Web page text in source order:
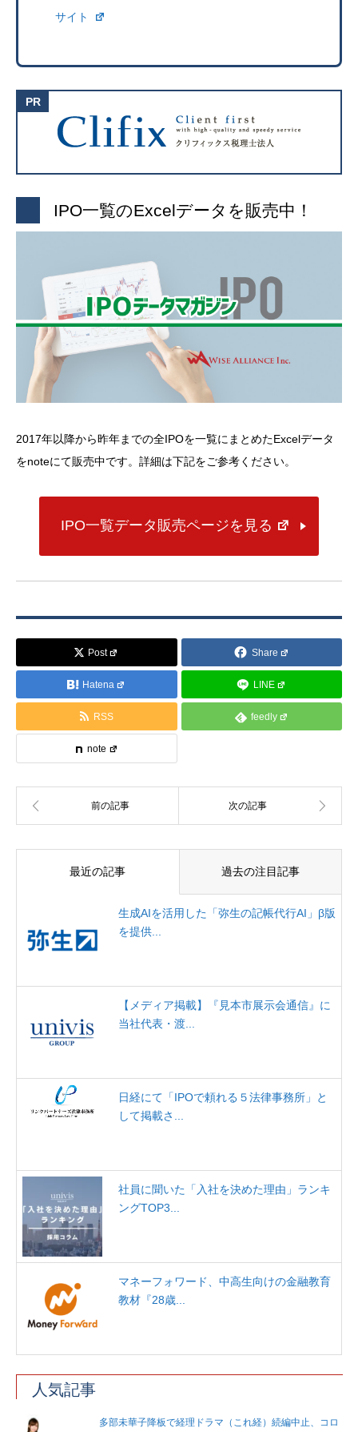
サイト
IPO一覧のExcelデータを販売中！
2017年以降から昨年までの全IPOを一覧にまとめたExcelデータ
をnoteにて販売中です。詳細は下記をご参考ください。
IPO一覧データ販売ページを見る
Post Share
Hatena LINE
RSS feedly
note
最近の記事 過去の注目記事
生成AIを活用した「弥生の記帳代行AI」β版
を提供...
【メディア掲載】『見本市展示会通信』に
当社代表・渡...
日経にて「IPOで頼れる５法律事務所」と
して掲載さ...
社員に聞いた「入社を決めた理由」ランキ
ングTOP3...
マネーフォワード、中高生向けの金融教育
教材『28歳...
人気記事
多部未華子降板で経理ドラマ（これ経）続編中止、コロ